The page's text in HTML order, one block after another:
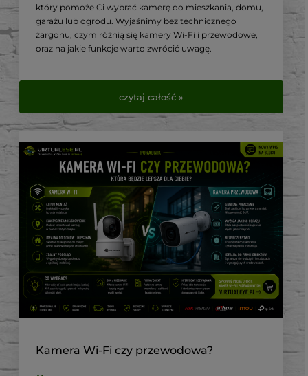
który pomoże Ci wybrać kamerę do mieszkania, domu,
garażu lub ogrodu. Wyjaśnimy bez technicznego
żargonu, czym różnią się kamery Wi-Fi i przewodowe,
oraz na jakie funkcje warto zwrócić uwagę.
czytaj całość »
Kamera Wi-Fi czy przewodowa?